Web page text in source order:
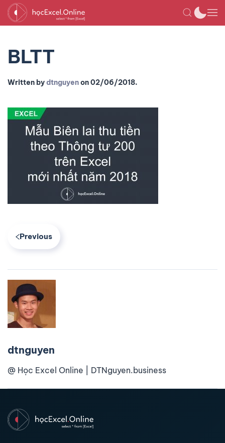
BLTT
Written bydtnguyenon02/06/2018.
Previous
dtnguyen
@ Học Excel Online | DTNguyen.business